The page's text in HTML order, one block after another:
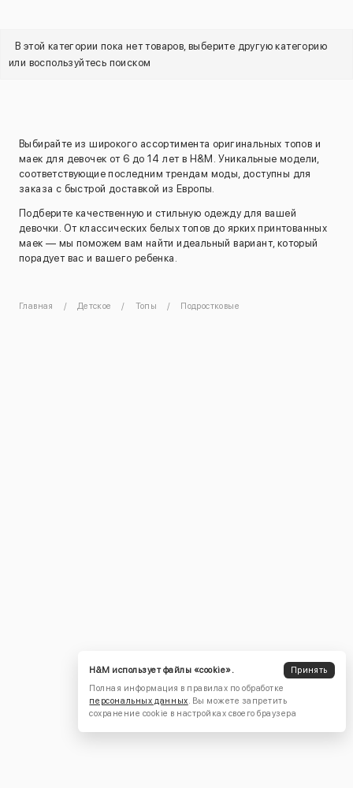
В этой категории пока нет товаров, выберите другую категорию
или воспользуйтесь поиском
Выбирайте из широкого ассортимента оригинальных топов и
маек для девочек от 6 до 14 лет в H&M. Уникальные модели,
соответствующие последним трендам моды, доступны для
заказа с быстрой доставкой из Европы.
Подберите качественную и стильную одежду для вашей
девочки. От классических белых топов до ярких принтованных
маек — мы поможем вам найти идеальный вариант, который
порадует вас и вашего ребенка.
Главная Детское Топы Подростковые
H&M использует файлы «cookie».
Принять
Полная информация в правилах по обработке
персональных данных. Вы можете запретить
сохранение cookie в настройках своего браузера